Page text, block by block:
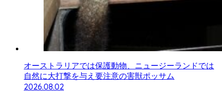
オーストラリアでは保護動物、ニュージーランドでは
自然に大打撃を与え要注意の害獣ポッサム
2026.08.02